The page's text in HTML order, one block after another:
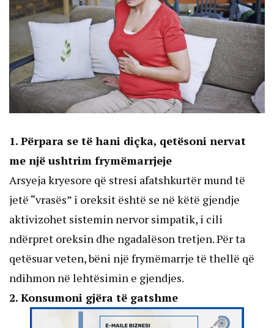
1. Përpara se të hani diçka, qetësoni nervat
me një ushtrim frymëmarrjeje
Arsyeja kryesore që stresi afatshkurtër mund të
jetë “vrasës” i oreksit është se në këtë gjendje
aktivizohet sistemin nervor simpatik, i cili
ndërpret oreksin dhe ngadalëson tretjen. Për ta
qetësuar veten, bëni një frymëmarrje të thellë që
ndihmon në lehtësimin e gjendjes.
2. Konsumoni gjëra të gatshme